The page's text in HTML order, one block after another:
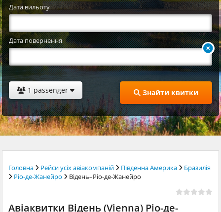
Дата вильоту
Дата повернення
1 passenger Знайти квитки
Головна Рейси усіх авіакомпаній Південна Америка
Бразилія
Ріо-де-Жанейро
Відень–Ріо-де-Жанейро
Авіаквитки Відень (Vienna) Ріо-де-